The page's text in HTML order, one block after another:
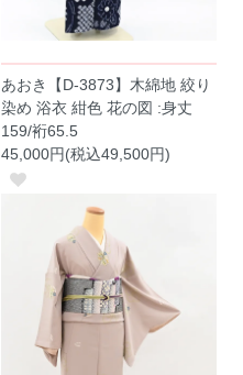
あおき【D-3873】木綿地 絞り
染め 浴衣 紺色 花の図 :身丈
159/裄65.5
45,000円(税込49,500円)